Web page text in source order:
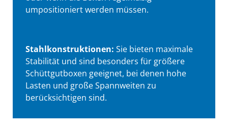
umpositioniert werden müssen.
Stahlkonstruktionen: Sie bieten maximale
Stabilität und sind besonders für größere
Schüttgutboxen geeignet, bei denen hohe
Lasten und große Spannweiten zu
berücksichtigen sind.